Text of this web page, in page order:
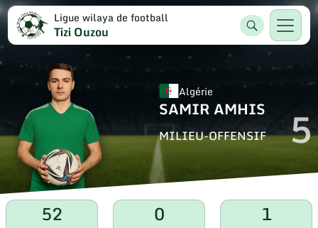
Ligue wilaya de football
Tizi Ouzou
Algérie
SAMIR AMHIS
MILIEU-OFFENSIF 5
52 0 1